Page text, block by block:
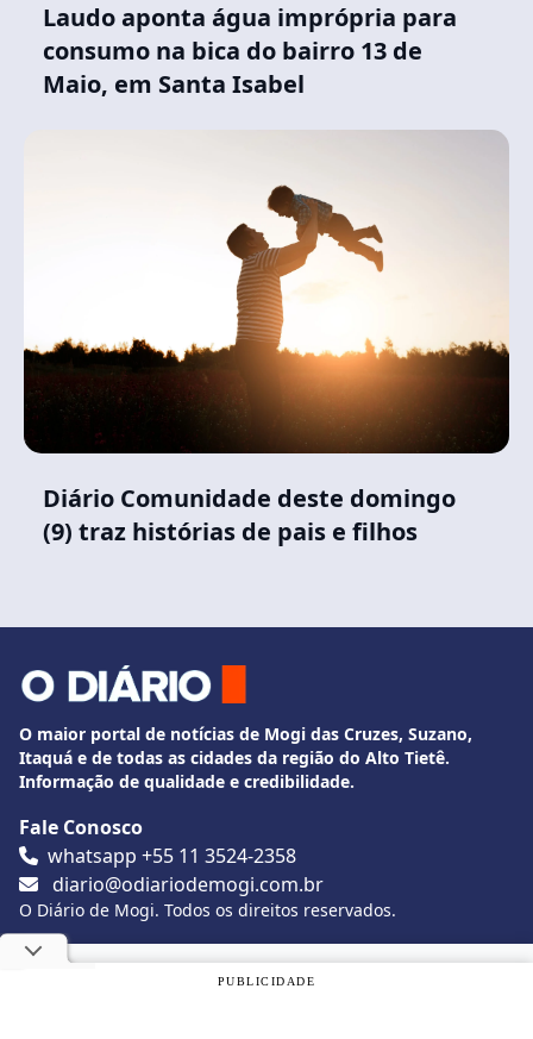
Laudo aponta água imprópria para
consumo na bica do bairro 13 de
Maio, em Santa Isabel
Diário Comunidade deste domingo
(9) traz histórias de pais e filhos
O maior portal de notícias de Mogi das Cruzes, Suzano,
Itaquá e de todas as cidades da região do Alto Tietê.
Informação de qualidade e credibilidade.
Fale Conosco
whatsapp +55 11 3524-2358
diario@odiariodemogi.com.br
O Diário de Mogi. Todos os direitos reservados.
Siga O Diário nas redes sociais
Utilizamos cookies, de acordo com a nossa
PUBLICIDADE